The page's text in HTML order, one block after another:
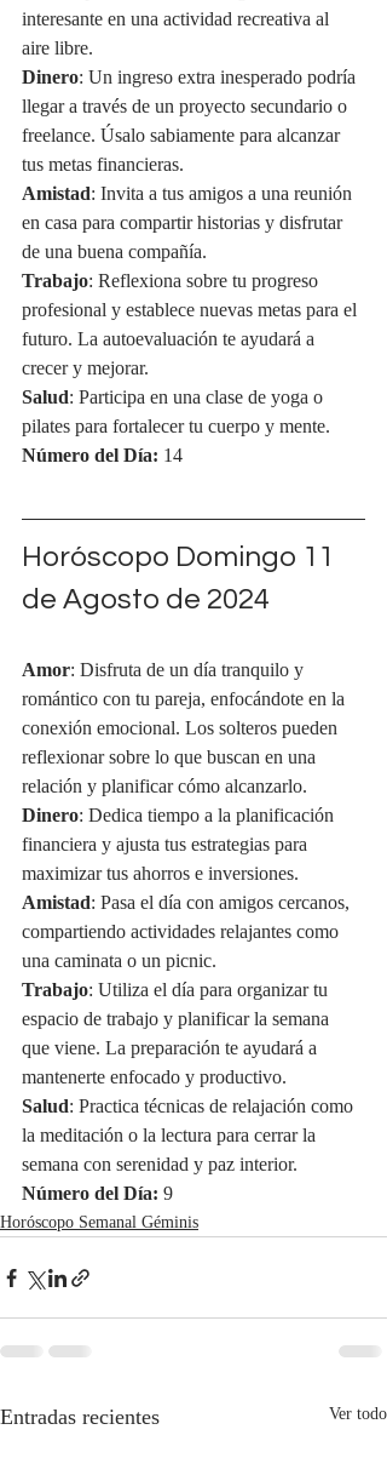
interesante en una actividad recreativa al
aire libre.
Dinero: Un ingreso extra inesperado podría
llegar a través de un proyecto secundario o
freelance. Úsalo sabiamente para alcanzar
tus metas financieras.
Amistad: Invita a tus amigos a una reunión
en casa para compartir historias y disfrutar
de una buena compañía.
Trabajo: Reflexiona sobre tu progreso
profesional y establece nuevas metas para el
futuro. La autoevaluación te ayudará a
crecer y mejorar.
Salud: Participa en una clase de yoga o
pilates para fortalecer tu cuerpo y mente.
Número del Día: 14
Horóscopo Domingo 11
de Agosto de 2024
Amor: Disfruta de un día tranquilo y
romántico con tu pareja, enfocándote en la
conexión emocional. Los solteros pueden
reflexionar sobre lo que buscan en una
relación y planificar cómo alcanzarlo.
Dinero: Dedica tiempo a la planificación
financiera y ajusta tus estrategias para
maximizar tus ahorros e inversiones.
Amistad: Pasa el día con amigos cercanos,
compartiendo actividades relajantes como
una caminata o un picnic.
Trabajo: Utiliza el día para organizar tu
espacio de trabajo y planificar la semana
que viene. La preparación te ayudará a
mantenerte enfocado y productivo.
Salud: Practica técnicas de relajación como
la meditación o la lectura para cerrar la
semana con serenidad y paz interior.
Número del Día: 9
Horóscopo Semanal Géminis
Entradas recientes Ver todo